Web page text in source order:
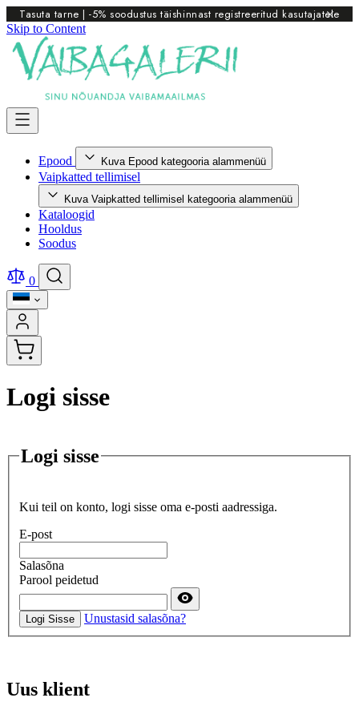
Tasuta tarne | -5% soodustus täishinnast registreeritud kasutajatele
Skip to Content
Epood Kuva Epood kategooria alammenüü
Vaipkatted tellimisel
Kuva Vaipkatted tellimisel kategooria alammenüü
Kataloogid
Hooldus
Soodus
0
Logi sisse
Logi sisse
Kui teil on konto, logi sisse oma e-posti aadressiga.
E-post
Salasõna
Parool peidetud
Logi Sisse Unustasid salasõna?
Uus klient